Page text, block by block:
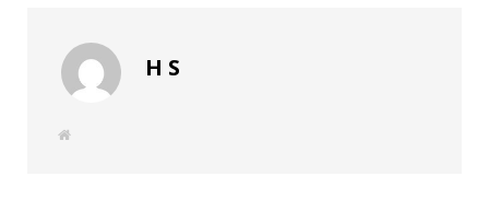
H S
W